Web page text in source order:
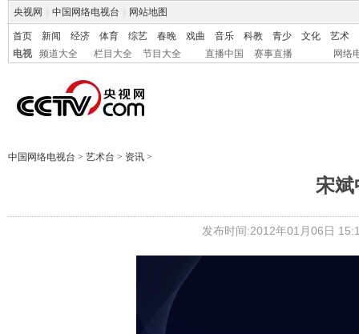
央视网 中国网络电视台 网站地图
首页 新闻 经济 体育 综艺 春晚 戏曲 音乐 科教 青少 文化
艺术
电视
频道大全 栏目大全 节目大全 直播中国 赛事直播 网络
中国网络电视台 > 艺术台 > 资讯 >
宋斌
发布时间:2012年01月06日